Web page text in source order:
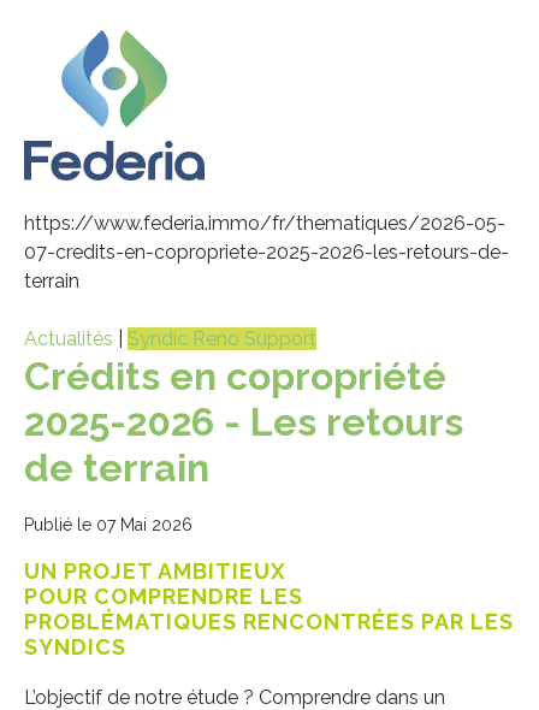
https://www.federia.immo/fr/thematiques/2026-05-
07-credits-en-copropriete-2025-2026-les-retours-de-
terrain
Actualités Syndic Reno Support
Crédits en copropriété
2025-2026 - Les retours
de terrain
Publié le 07 Mai 2026
UN PROJET AMBITIEUX
POUR COMPRENDRE LES
PROBLÉMATIQUES RENCONTRÉES PAR LES
SYNDICS
L’objectif de notre étude ? Comprendre dans un